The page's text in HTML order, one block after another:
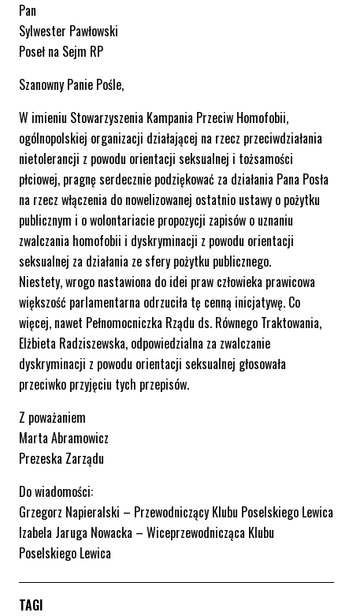
Pan
Sylwester Pawłowski
Poseł na Sejm RP
Szanowny Panie Pośle,
W imieniu Stowarzyszenia Kampania Przeciw Homofobii,
ogólnopolskiej organizacji działającej na rzecz przeciwdziałania
nietolerancji z powodu orientacji seksualnej i tożsamości
płciowej, pragnę serdecznie podziękować za działania Pana Posła
na rzecz włączenia do nowelizowanej ostatnio ustawy o pożytku
publicznym i o wolontariacie propozycji zapisów o uznaniu
zwalczania homofobii i dyskryminacji z powodu orientacji
seksualnej za działania ze sfery pożytku publicznego.
Niestety, wrogo nastawiona do idei praw człowieka prawicowa
większość parlamentarna odrzuciła tę cenną inicjatywę. Co
więcej, nawet Pełnomocniczka Rządu ds. Równego Traktowania,
Elżbieta Radziszewska, odpowiedzialna za zwalczanie
dyskryminacji z powodu orientacji seksualnej głosowała
przeciwko przyjęciu tych przepisów.
Z poważaniem
Marta Abramowicz
Prezeska Zarządu
Do wiadomości:
Grzegorz Napieralski – Przewodniczący Klubu Poselskiego Lewica
Izabela Jaruga Nowacka – Wiceprzewodnicząca Klubu
Poselskiego Lewica
TAGI